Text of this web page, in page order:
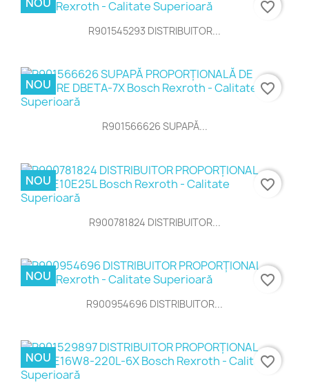
R901545293 DISTRIBUITOR...
favorite_border
R901566626 SUPAPĂ...
NOU favorite_border
R900781824 DISTRIBUITOR...
NOU favorite_border
R900954696 DISTRIBUITOR...
NOU favorite_border
NOU favorite_border